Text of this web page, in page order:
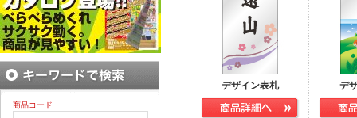
デザイン表札 デ
商品コード